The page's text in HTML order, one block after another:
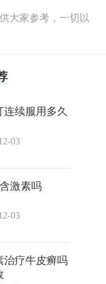
大家参考，一切以
连续服用多久
03
激素吗
03
治疗牛皮癣吗